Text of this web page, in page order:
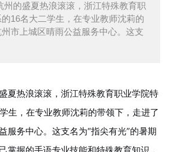
州的盛夏热浪滚滚，浙江特殊教育职
16名大二学生，在专业教师沈莉的
市上城区晴雨公益服务中心。这支
夏热浪滚滚，浙江特殊教育职业学院特
生，在专业教师沈莉的带领下，走进了
服务中心。这支名为“指尖有光”的暑期